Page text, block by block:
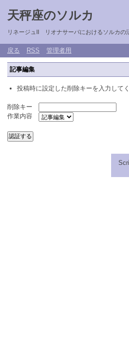
天秤座のソルカ
リネージュII リオナサーバにおけるソルカの
戻る RSS 管理者用
記事編集
投稿時に設定した削除キーを入力してく
削除キー
作業内容